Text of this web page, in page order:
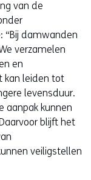
van de
“Bij damwanden
verzamelen
en
kan leiden tot
levensduur.
aanpak kunnen
blijft het
veiligstellen